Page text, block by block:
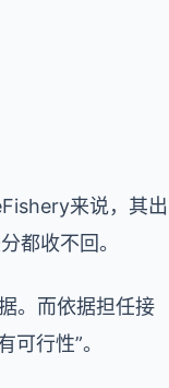
来说，其出
都收不回。
。而依据担任接
行性”。